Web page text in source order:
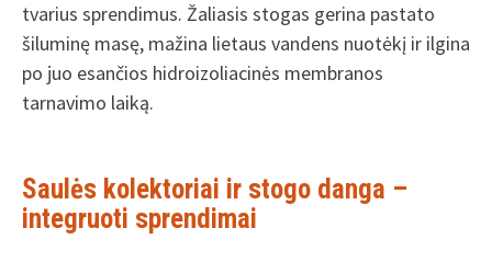
tvarius sprendimus. Žaliasis stogas gerina pastato
šiluminę masę, mažina lietaus vandens nuotėkį ir ilgina
po juo esančios hidroizoliacinės membranos
tarnavimo laiką.
Saulės kolektoriai ir stogo danga –
integruoti sprendimai